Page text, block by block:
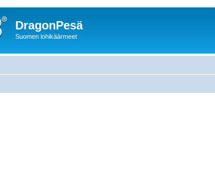
DragonPesä
Suomen lohikäärmeet